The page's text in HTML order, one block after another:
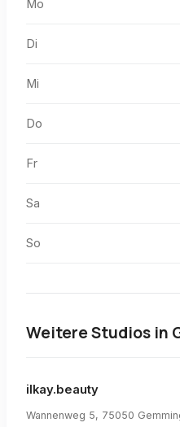
Mo
Di
Mi
Do
Fr
Sa
So
Weitere Studios in
ilkay.beauty
Wannenweg 5, 75050